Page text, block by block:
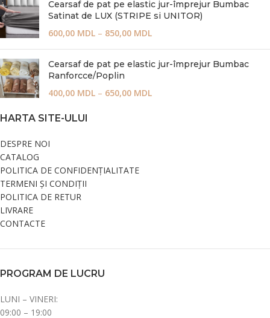
Cearsaf de pat pe elastic jur-împrejur Bumbac
Satinat de LUX (STRIPE si UNITOR)
600,00 MDL – 850,00 MDL
Cearsaf de pat pe elastic jur-împrejur Bumbac
Ranforcce/Poplin
400,00 MDL – 650,00 MDL
HARTA SITE-ULUI
DESPRE NOI
CATALOG
POLITICA DE CONFIDENȚIALITATE
TERMENI ȘI CONDIȚII
POLITICA DE RETUR
LIVRARE
CONTACTE
PROGRAM DE LUCRU
LUNI – VINERI:
09:00 – 19:00